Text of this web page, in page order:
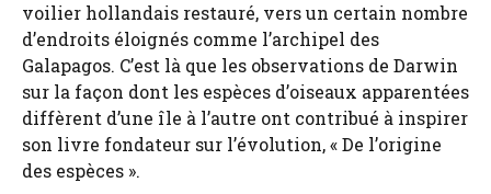
voilier hollandais restauré, vers un certain nombre
d’endroits éloignés comme l’archipel des
Galapagos. C’est là que les observations de Darwin
sur la façon dont les espèces d’oiseaux apparentées
diffèrent d’une île à l’autre ont contribué à inspirer
son livre fondateur sur l’évolution, « De l’origine
des espèces ».